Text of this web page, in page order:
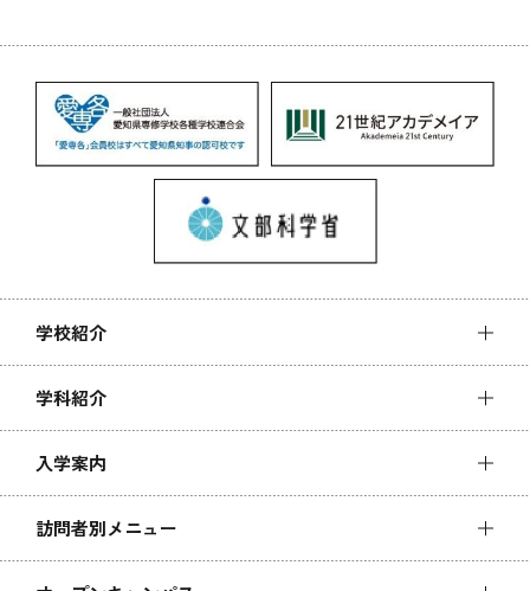
学校紹介
学科紹介
入学案内
訪問者別メニュー